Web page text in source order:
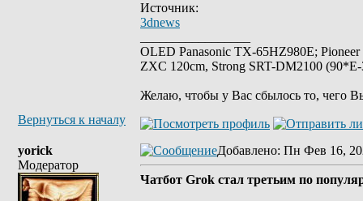
Источник:
3dnews
OLED Panasonic TX-65HZ980E;
ZXC 120cm, Strong SRT-DM2100
Желаю, чтобы у Вас сбылось то, чего
Вернуться к началу
yorick
Модератор
Добавлено: Пн Фев 16,
Чатбот Grok стал третьим по